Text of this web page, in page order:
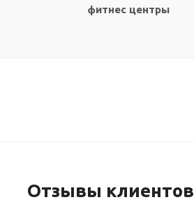
фитнес центры
Отзывы клиентов